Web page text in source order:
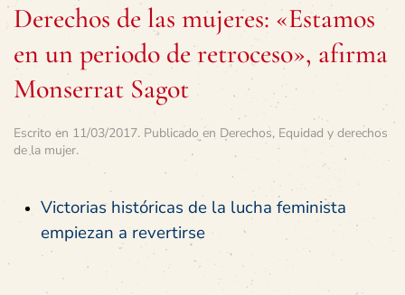
Derechos de las mujeres: «Estamos
en un periodo de retroceso», afirma
Monserrat Sagot
Escrito en 11/03/2017. Publicado en Derechos, Equidad y derechos
de la mujer.
Victorias históricas de la lucha feminista
empiezan a revertirse